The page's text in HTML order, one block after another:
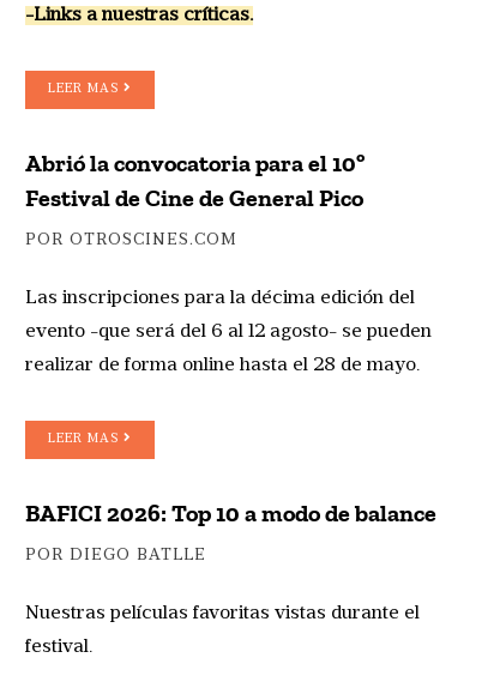
-Links a nuestras críticas.
LEER MAS
Abrió la convocatoria para el 10º
Festival de Cine de General Pico
POR OTROSCINES.COM
Las inscripciones para la décima edición del
evento -que será del 6 al 12 agosto- se pueden
realizar de forma online hasta el 28 de mayo.
LEER MAS
BAFICI 2026: Top 10 a modo de balance
POR DIEGO BATLLE
Nuestras películas favoritas vistas durante el
festival.